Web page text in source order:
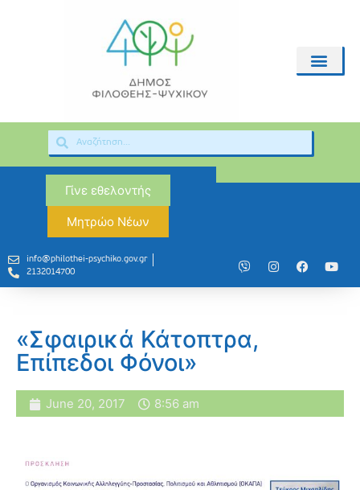
Γίνε εθελοντής
Μητρώο Νέων
info@philothei-psychiko.gov.gr
2132014700
«Σφαιρικά Κάτοπτρα,
Επίπεδοι Φόνοι»
June 20, 2017 8:56 am